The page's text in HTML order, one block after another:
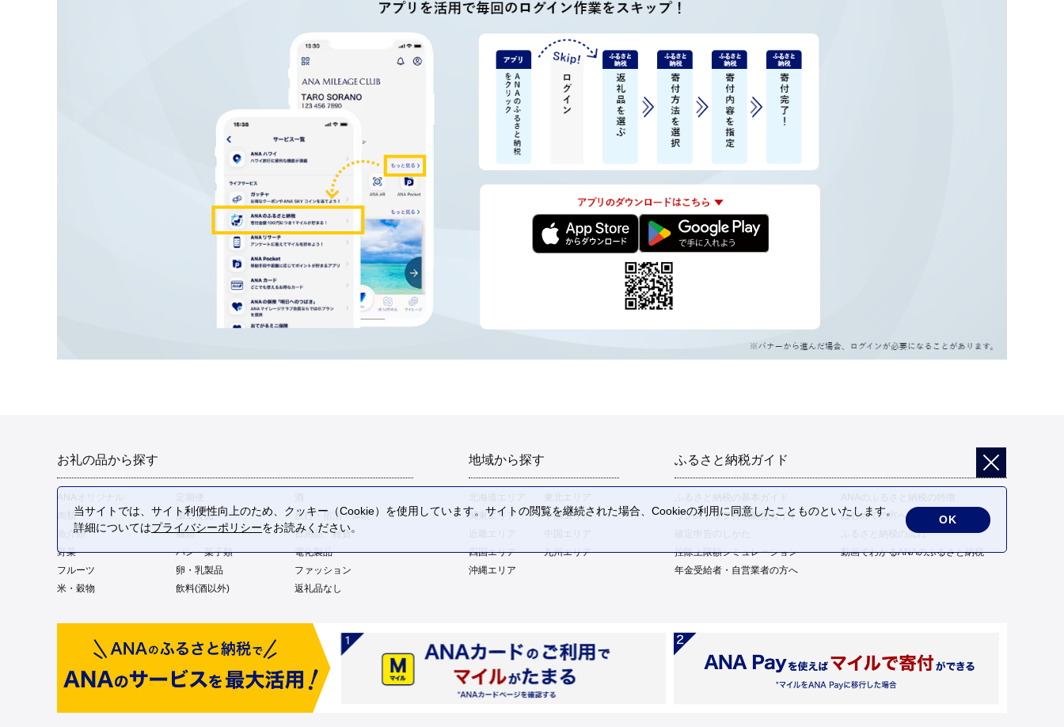
お礼の品から探す
肉類
加工食品
旅行・宿泊・体験
魚介類
麺類
日用品・雑貨
野菜
パン・菓子類
電化製品
フルーツ
卵・乳製品
ファッション
米・穀物
飲料(酒以外) 返礼品なし
地域から探す
関東エリア
中部エリア
四国エリア
九州エリア
沖縄エリア
ふるさと納税ガイド
ふるさと納税の基本ガイド
ANAのふるさと納税の特徴
ワンストップ特例制度ガイド
はじめての方へ
ふるさと納税の流れ
控除上限額シミュレーション
動画でわかるANAのふるさと納税
年金受給者・自営業者の方へ
当サイトでは、サイト利便性向上のため、クッキー（Cookie）を使用しています。サイトの閲覧を継続された場合、Cookieの利用に同意したことものといたします。
詳細についてはプライバシーポリシーをお読みください。
OK